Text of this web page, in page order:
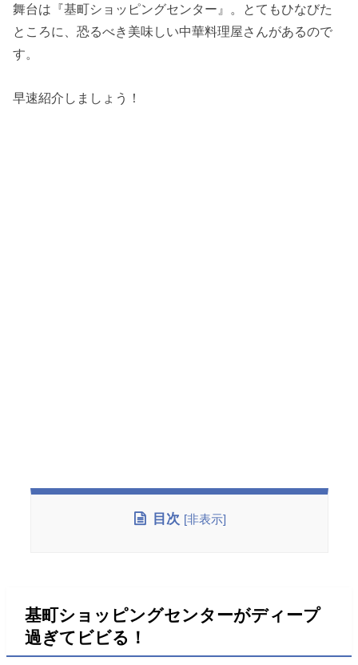
舞台は『基町ショッピングセンター』。とてもひなびた
ところに、恐るべき美味しい中華料理屋さんがあるので
す。
早速紹介しましょう！
目次 [非表示]
基町ショッピングセンターがディープ
過ぎてビビる！